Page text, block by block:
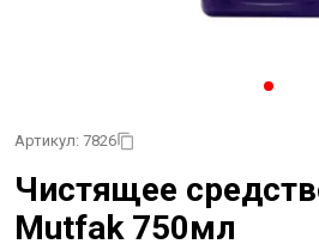
Артикул: 7826
Чистящее
Mutfak 750мл